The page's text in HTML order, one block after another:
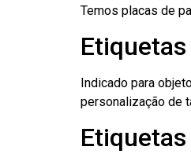
Temos placas de
Indicado para
personalização de